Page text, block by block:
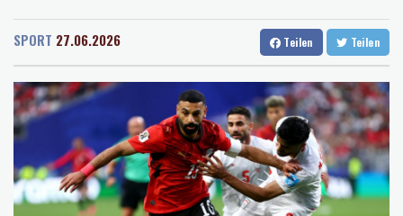
Dresden
Wien
27 °C
Baden-Baden
17 °C
Mond eingeschlagen
Nilpferd-Baby von Herde von Drogenboss Escobar erst gerettet
und dann doch gestorben
Niedrigwasser: Ex-Umweltministerin Lemke fordert
grundsätzliche Gegenmaßnahmen
Investoren-Affäre: Fifa-Spitze stellt sich hinter Infantino
Brandgefahr: THW fordert mehr Investitionen für
Bevölkerungsschutz
SPORT 27.06.2026 Teilen Teilen